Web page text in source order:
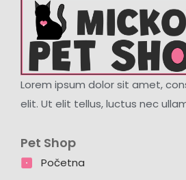
Lorem ipsum dolor sit amet,
elit. Ut elit tellus, luctus nec
Pet Shop
Početna